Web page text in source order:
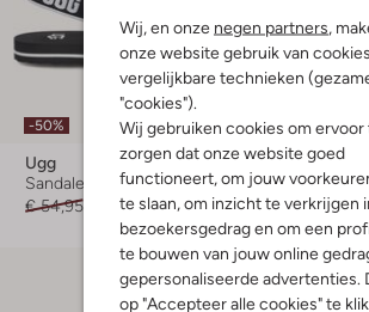
Wij, en onze negen partners ,
onze website gebruik van
vergelijkbare technieken
"cookies").
Wij gebruiken cookies om ervoor
zorgen dat onze website goed
functioneert, om jouw
te slaan, om inzicht te verkrijgen
bezoekersgedrag en om een
te bouwen van jouw online
gepersonaliseerde advertenties.
op "Accepteer alle cookies" te
-50%
Ugg
Sandalen
€ 54,95
€ 26,99
-50%
Dr
Platte
€ 79,99